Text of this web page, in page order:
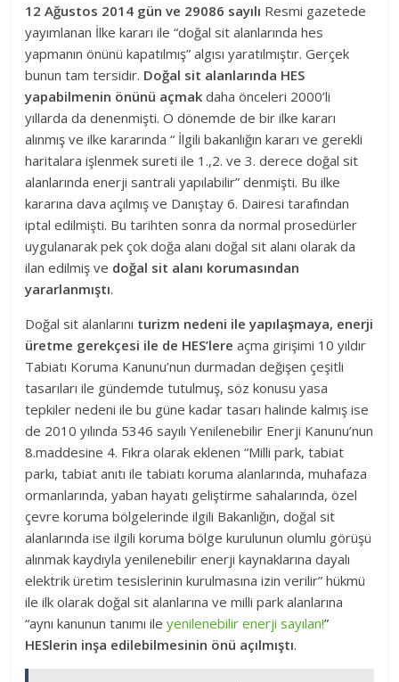
12 Ağustos 2014 gün ve 29086 sayılı Resmi gazetede
yayımlanan İlke kararı ile “doğal sit alanlarında hes
yapmanın önünü kapatılmış” algısı yaratılmıştır. Gerçek
bunun tam tersidir. Doğal sit alanlarında HES
yapabilmenin önünü açmak daha önceleri 2000’li
yıllarda da denenmişti. O dönemde de bir ilke kararı
alınmış ve ilke kararında “ İlgili bakanlığın kararı ve gerekli
haritalara işlenmek sureti ile 1.,2. ve 3. derece doğal sit
alanlarında enerji santrali yapılabilir” denmişti. Bu ilke
kararına dava açılmış ve Danıştay 6. Dairesi tarafından
iptal edilmişti. Bu tarihten sonra da normal prosedürler
uygulanarak pek çok doğa alanı doğal sit alanı olarak da
ilan edilmiş ve doğal sit alanı korumasından
yararlanmıştı.
Doğal sit alanlarını turizm nedeni ile yapılaşmaya, enerji
üretme gerekçesi ile de HES’lere açma girişimi 10 yıldır
Tabiatı Koruma Kanunu’nun durmadan değişen çeşitli
tasarıları ile gündemde tutulmuş, söz konusu yasa
tepkiler nedeni ile bu güne kadar tasarı halinde kalmış ise
de 2010 yılında 5346 sayılı Yenilenebilir Enerji Kanunu’nun
8.maddesine 4. Fıkra olarak eklenen “Milli park, tabiat
parkı, tabiat anıtı ile tabiatı koruma alanlarında, muhafaza
ormanlarında, yaban hayatı geliştirme sahalarında, özel
çevre koruma bölgelerinde ilgili Bakanlığın, doğal sit
alanlarında ise ilgili koruma bölge kurulunun olumlu görüşü
alınmak kaydıyla yenilenebilir enerji kaynaklarına dayalı
elektrik üretim tesislerinin kurulmasına izin verilir” hükmü
ile ilk olarak doğal sit alanlarına ve milli park alanlarına
“aynı kanunun tanımı ileyenilenebilir enerji sayılan!”
HESlerin inşa edilebilmesinin önü açılmıştı.